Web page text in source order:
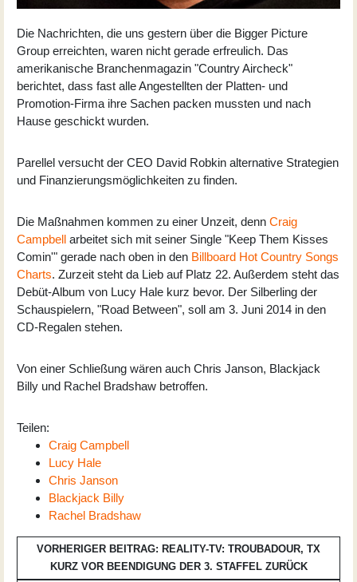
Die Nachrichten, die uns gestern über die Bigger Picture
Group erreichten, waren nicht gerade erfreulich. Das
amerikanische Branchenmagazin "Country Aircheck"
berichtet, dass fast alle Angestellten der Platten- und
Promotion-Firma ihre Sachen packen mussten und nach
Hause geschickt wurden.
Parellel versucht der CEO David Robkin alternative Strategien
und Finanzierungsmöglichkeiten zu finden.
Die Maßnahmen kommen zu einer Unzeit, denn Craig
Campbell arbeitet sich mit seiner Single "Keep Them Kisses
Comin'" gerade nach oben in den Billboard Hot Country Songs
Charts. Zurzeit steht da Lieb auf Platz 22. Außerdem steht das
Debüt-Album von Lucy Hale kurz bevor. Der Silberling der
Schauspielern, "Road Between", soll am 3. Juni 2014 in den
CD-Regalen stehen.
Von einer Schließung wären auch Chris Janson, Blackjack
Billy und Rachel Bradshaw betroffen.
Teilen:
Craig Campbell
Lucy Hale
Chris Janson
Blackjack Billy
Rachel Bradshaw
VORHERIGER BEITRAG: REALITY-TV: TROUBADOUR, TX
KURZ VOR BEENDIGUNG DER 3. STAFFEL ZURÜCK